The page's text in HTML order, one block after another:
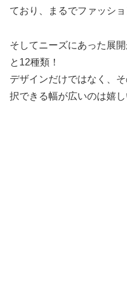
ており、まるでファッシ
そしてニーズにあった展
と12種類！
デザインだけではなく、
択できる幅が広いのは嬉し